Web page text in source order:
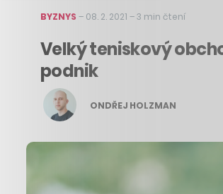
BYZNYS – 08. 2. 2021 –3 min čtení
Velký teniskový
podnik
ONDŘEJ HOLZMAN